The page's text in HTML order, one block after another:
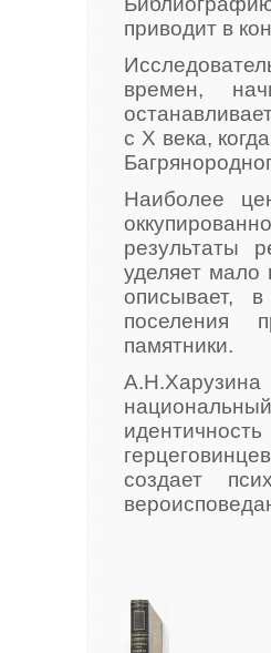
приводит в
времен,
с X века,
Наиболее
результаты
уделяет
описывает,
поселения
памятники.
создает